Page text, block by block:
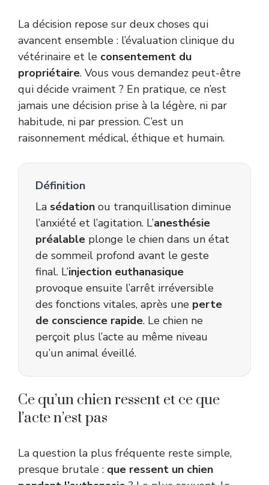
La décision repose sur deux choses qui
avancent ensemble : l’évaluation clinique du
vétérinaire et le consentement du
propriétaire. Vous vous demandez peut-être
qui décide vraiment ? En pratique, ce n’est
jamais une décision prise à la légère, ni par
habitude, ni par pression. C’est un
raisonnement médical, éthique et humain.
Définition
La sédation ou tranquillisation diminue
l’anxiété et l’agitation. L’anesthésie
préalable plonge le chien dans un état
de sommeil profond avant le geste
final. L’injection euthanasique
provoque ensuite l’arrêt irréversible
des fonctions vitales, après une perte
de conscience rapide. Le chien ne
perçoit plus l’acte au même niveau
qu’un animal éveillé.
Ce qu’un chien ressent et ce que
l’acte n’est pas
La question la plus fréquente reste simple,
presque brutale : que ressent un chien